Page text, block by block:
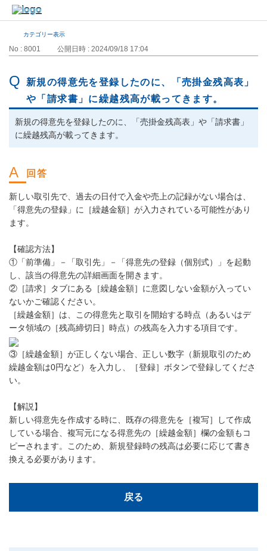
カテゴリー表示
No : 8001 公開日時 : 2024/09/18 17:04
新規の得意先を登録したのに、「売掛金残高表」
や「請求書」に繰越残高が載ってきます。
新規の得意先を登録したのに、「売掛金残高表」や「請求書」
に繰越残高が載ってきます。
新しい取引先で、過去の日付で入金や売上の記録がない場合は、
「得意先の登録」に［繰越金額］が入力されている可能性があり
ます。
【確認方法】
①「前準備」－「取引先」－「得意先の登録（個別式）」を起動
し、該当の得意先の詳細画面を開きます。
②［請求］タブにある［繰越金額］に意図しない金額が入ってい
ないかご確認ください。
［繰越金額］は、この得意先と取引を開始する時点（あるいはデ
ータ領域の［残高締切日］時点）の残高を入力する項目です。
③［繰越金額］が正しくない場合、正しい数字（新規取引のため
繰越金額は0円など）を入力し、［登録］ボタンで登録してくださ
い。
【解説】
新しい得意先を作成する時に、既存の得意先を［複写］して作成
している場合、複写元になる得意先の［繰越金額］欄の金額もコ
ピーされます。このため、新規登録時の残高は必要に応じて書き
換える必要があります。
戻る